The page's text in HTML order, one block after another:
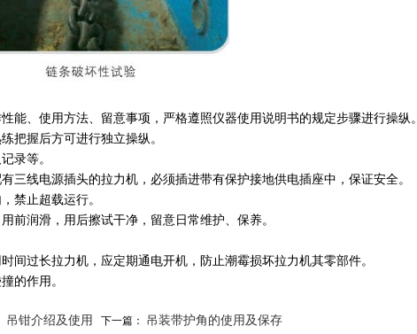
、使用方法、留意事项，严格遵照仪器使用说明书的规定步骤进行操纵。
把握后方可进行独立操纵。
录等。
线电源插头的拉力机，必须插进带有保护接地供电插座中，保证安全。
禁止超载运行。
前润滑，用后擦试干净，留意日常维护、保养。
过长拉力机，应定期通电开机，防止潮霉损坏拉力机其零部件。
的作用。
吊钳介绍及使用 下一篇： 吊装带护角的使用及保存